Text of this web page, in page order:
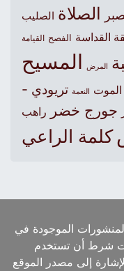
الصلاة الصليب
القداسة الفصح القيامة
المرض المسيح
النعمة تريودي -
خضر راهب
كلمة الراعي
الموجودة في
شرط أن تستخدم
إلى مصدر الموقع